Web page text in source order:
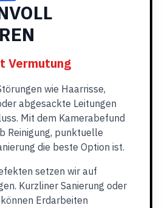
Vermutung
wie Haarrisse,
abgesackte Leitungen
Mit dem Kamerabefund
Reinigung, punktuelle
die beste Option ist.
setzen wir auf
Kurzliner Sanierung oder
Erdarbeiten